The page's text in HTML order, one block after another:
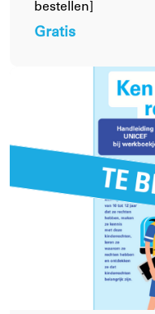
bestellen]
Gratis